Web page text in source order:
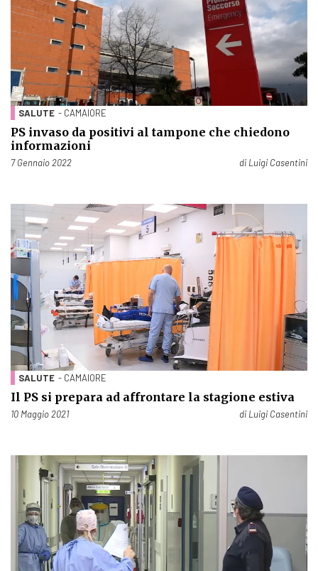
SALUTE - CAMAIORE
PS invaso da positivi al tampone che chiedono
informazioni
Pubblicato il
7 Gennaio 2022 di Luigi Casentini
SALUTE - CAMAIORE
Il PS si prepara ad affrontare la stagione estiva
Pubblicato il
10 Maggio 2021 di Luigi Casentini